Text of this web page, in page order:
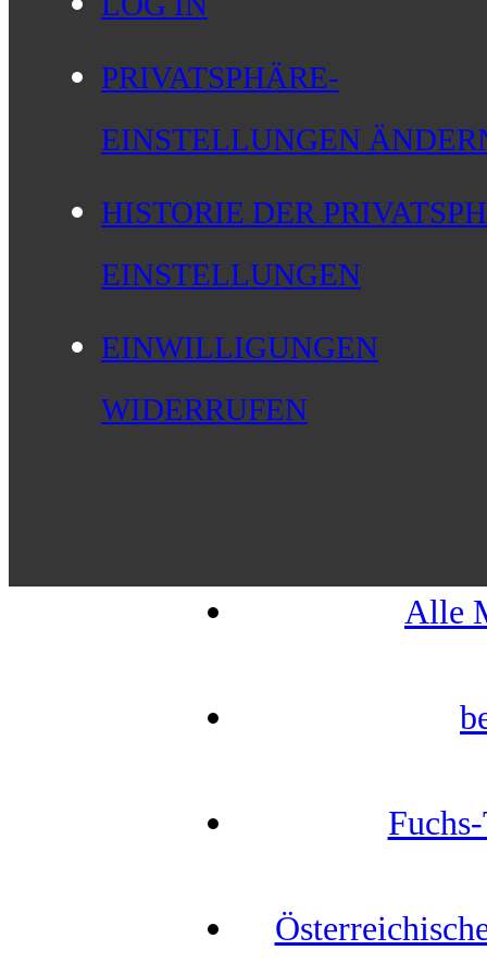
PRIVATSPHÄRE-
EINSTELLUNGEN
HISTORIE DER
EINSTELLUNGEN
EINWILLIGUNGEN
WIDERRUFEN
Alle